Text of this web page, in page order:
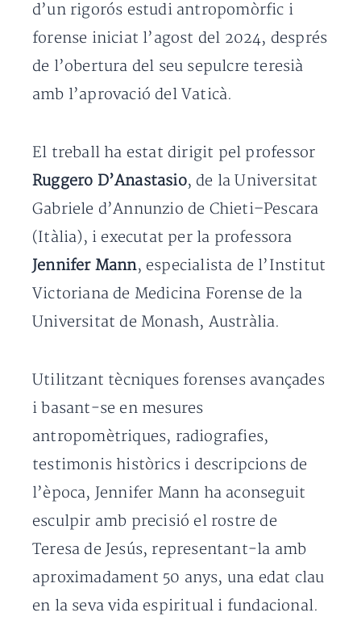
d’un rigorós estudi antropomòrfic i
forense iniciat l’agost del 2024, després
de l’obertura del seu sepulcre teresià
amb l’aprovació del Vaticà.
El treball ha estat dirigit pel professor
Ruggero D’Anastasio, de la Universitat
Gabriele d’Annunzio de Chieti–Pescara
(Itàlia), i executat per la professora
Jennifer Mann, especialista de l’Institut
Victoriana de Medicina Forense de la
Universitat de Monash, Austràlia.
Utilitzant tècniques forenses avançades
i basant-se en mesures
antropomètriques, radiografies,
testimonis històrics i descripcions de
l’època, Jennifer Mann ha aconseguit
esculpir amb precisió el rostre de
Teresa de Jesús, representant-la amb
aproximadament 50 anys, una edat clau
en la seva vida espiritual i fundacional.